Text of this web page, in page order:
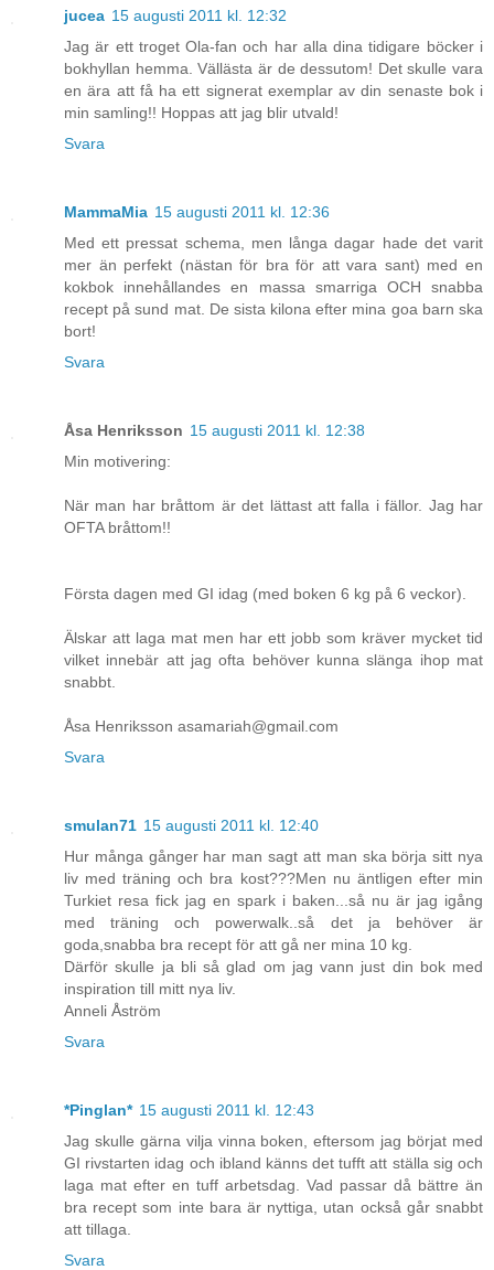
jucea 15 augusti 2011 kl. 12:32
Jag är ett troget Ola-fan och har alla dina tidigare böcker i
bokhyllan hemma. Vällästa är de dessutom! Det skulle vara
en ära att få ha ett signerat exemplar av din senaste bok i
min samling!! Hoppas att jag blir utvald!
Svara
MammaMia 15 augusti 2011 kl. 12:36
Med ett pressat schema, men långa dagar hade det varit
mer än perfekt (nästan för bra för att vara sant) med en
kokbok innehållandes en massa smarriga OCH snabba
recept på sund mat. De sista kilona efter mina goa barn ska
bort!
Svara
Åsa Henriksson 15 augusti 2011 kl. 12:38
Min motivering:
När man har bråttom är det lättast att falla i fällor. Jag har
OFTA bråttom!!
Första dagen med GI idag (med boken 6 kg på 6 veckor).
Älskar att laga mat men har ett jobb som kräver mycket tid
vilket innebär att jag ofta behöver kunna slänga ihop mat
snabbt.
Åsa Henriksson asamariah@gmail.com
Svara
smulan71 15 augusti 2011 kl. 12:40
Hur många gånger har man sagt att man ska börja sitt nya
liv med träning och bra kost???Men nu äntligen efter min
Turkiet resa fick jag en spark i baken...så nu är jag igång
med träning och powerwalk..så det ja behöver är
goda,snabba bra recept för att gå ner mina 10 kg.
Därför skulle ja bli så glad om jag vann just din bok med
inspiration till mitt nya liv.
Anneli Åström
Svara
*Pinglan* 15 augusti 2011 kl. 12:43
Jag skulle gärna vilja vinna boken, eftersom jag börjat med
GI rivstarten idag och ibland känns det tufft att ställa sig och
laga mat efter en tuff arbetsdag. Vad passar då bättre än
bra recept som inte bara är nyttiga, utan också går snabbt
att tillaga.
Svara